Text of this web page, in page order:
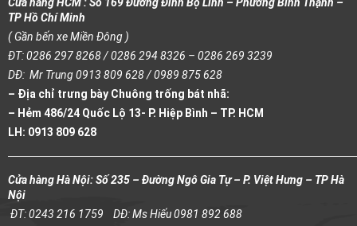
TP Hồ Chí Minh
( Gần bến xe Miền Đông )
ĐT: 0286 297 8268 / 0286 294 8326 – 0286 269 3239
DĐ: Mr Trung 0913 809 628 / 0989 875 628
– Địa chỉ trưng bày Chuông trống bát nhã:
– Hẻm 486/24 Quốc Lộ 13- P. Hiệp Bình – TP. HCM
LH: 0913 809 628
Cửa hàng Hà Nội: Số 235 – Đường Ngô Gia Tự – P. Việt Hưng – TP Hà
Nội
ĐT: 0243 216 1759 DĐ: Ms Hiếu 0981 892 688